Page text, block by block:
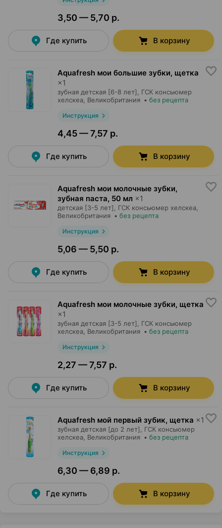
3,50 — 5,70 р.
Где купить В корзину
Aquafresh мои большие зубки, щетка
×1
зубная детская [6-8 лет],
ГСК консьюмер
хелскеа , Великобритания • без рецепта
Инструкция
4,45 — 7,57 р.
Где купить В корзину
Aquafresh мои молочные зубки,
зубная паста, 50 мл ×1
детская [3-5 лет], ГСК консьюмер хелскеа
Великобритания • без рецепта
Инструкция
5,06 — 5,50 р.
Где купить В корзину
Aquafresh мои молочные зубки, щетка
×1
зубная детская [3-5 лет],
ГСК консьюмер
хелскеа , Великобритания • без рецепта
Инструкция
2,27 — 7,57 р.
Где купить В корзину
Aquafresh мой первый зубик, щетка ×1
зубная детская [до 2 лет],
ГСК консьюмер
хелскеа , Великобритания • без рецепта
Инструкция
6,30 — 6,89 р.
Где купить В корзину